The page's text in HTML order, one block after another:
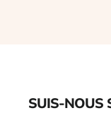
SUIS-NOUS